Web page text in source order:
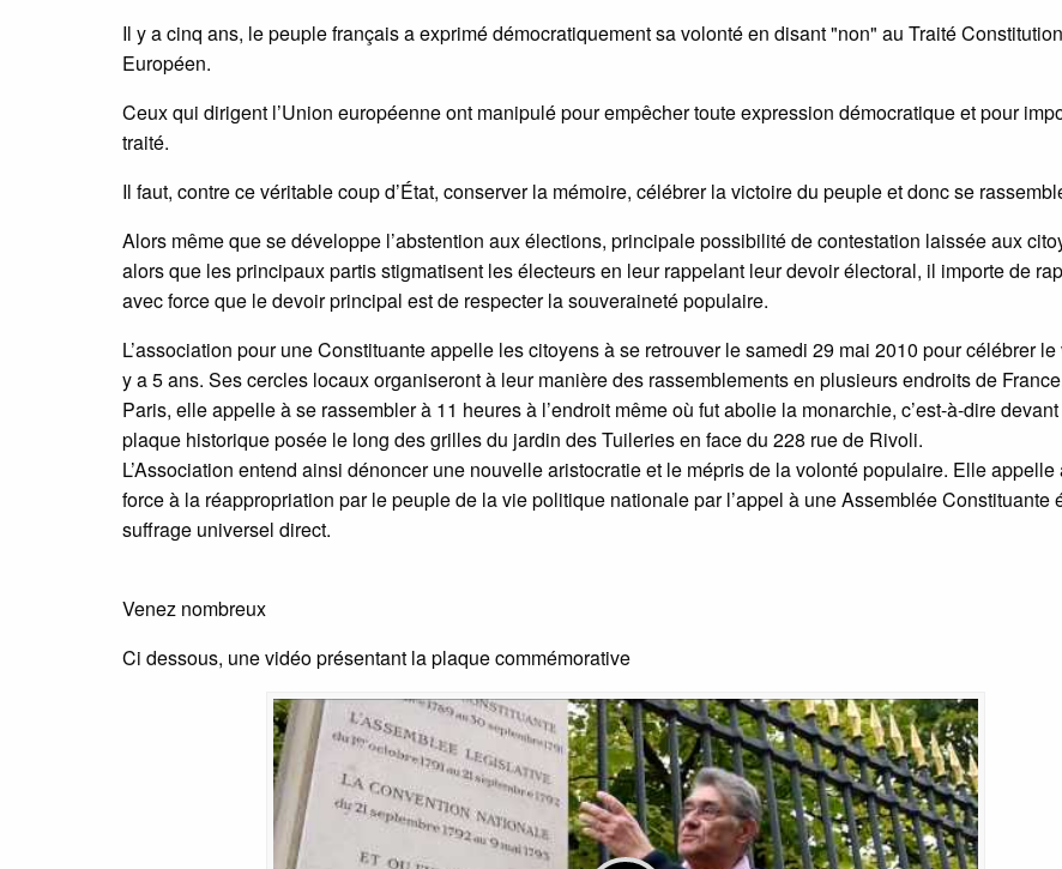
Il y a cinq ans, le peuple français a exprimé démocratiquement sa volonté en disant "non" au Traité
Européen.
Ceux qui dirigent l’Union européenne ont manipulé pour empêcher toute expression démocratique et pour
traité.
Il faut, contre ce véritable coup d’État, conserver la mémoire, célébrer la victoire du peuple et donc se
Alors même que se développe l’abstention aux élections, principale possibilité de contestation laissée aux
alors que les principaux partis stigmatisent les électeurs en leur rappelant leur devoir électoral, il importe de
avec force que le devoir principal est de respecter la souveraineté populaire.
L’association pour une Constituante appelle les citoyens à se retrouver le samedi 29 mai 2010 pour célébrer le
y a 5 ans. Ses cercles locaux organiseront à leur manière des rassemblements en plusieurs endroits de
Paris, elle appelle à se rassembler à 11 heures à l’endroit même où fut abolie la monarchie, c’est-à-dire
plaque historique posée le long des grilles du jardin des Tuileries en face du 228 rue de Rivoli.
L’Association entend ainsi dénoncer une nouvelle aristocratie et le mépris de la volonté populaire. Elle appelle
force à la réappropriation par le peuple de la vie politique nationale par l’appel à une Assemblée Constituante
suffrage universel direct.
Venez nombreux
Ci dessous, une vidéo présentant la plaque commémorative